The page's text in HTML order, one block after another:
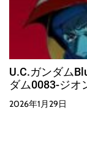
U.C.ガンダム
ダム0083-ジオ
2026年1月29日